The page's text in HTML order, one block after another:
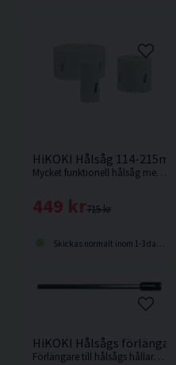
HiKOKI Hålsåg 114-215mm
Mycket funktionell hålsåg med många användningsområden
715 kr
449 kr
Skickas normalt inom 1-3 dagar
HiKOKI Hålsågs
Förlängare till hålsågs hållare 305mm